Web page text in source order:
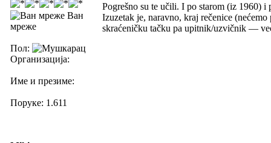
Ван
мреже
Пол:
Организација:
Име и презиме:
Поруке: 1.611
Pogrešno su te učili. I po starom (iz 1960)
Izuzetak je, naravno, kraj rečenice
skraćeničku tačku pa upitnik/uzvičnik —